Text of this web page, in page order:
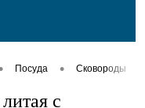
Посуда • Сковороды
с